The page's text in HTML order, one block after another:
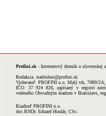
Profini.sk - Internetový denník o slovenskej
Redakcia: riaditelno@profini.sk
Vydavateľ: PROFINI n.o. Malý trh, 7089/2A,
IČO: 37 924 826, zapísaný v registri
vedeného Obvodným úradom v Bratislave,
Riaditeľ PROFINI n.o.
doc.RNDr. Eduard Hozlár, CSc.